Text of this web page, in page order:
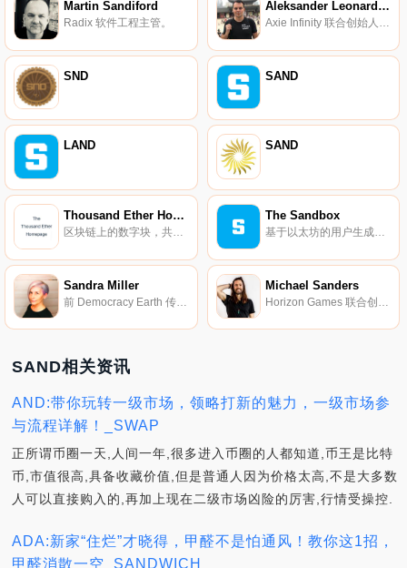
Martin Sandiford
Radix 软件工程主管。
Aleksander Leonard Larsen
Axie Infinity 联合创始人兼首席运营官。
SND SAND
LAND SAND
Thousand Ether Homepage
区块链上的数字块，共同写下历史。
The Sandbox
基于以太坊的用户生成的体素视频游戏。
Sandra Miller
前 Democracy Earth 传播总监。
Michael Sanders
SAND相关资讯
AND:带你玩转一级市场，领略打新的魅力，一级市场参
与流程详解！_SWAP
正所谓币圈一天,人间一年,很多进入币圈的人都知道,币王是比特
币,市值很高,具备收藏价值,但是普通人因为价格太高,不是大多数
人可以直接购入的,再加上现在二级市场凶险的厉害,行情受操控.
ADA:新家“住烂”才晓得，甲醛不是怕通风！教你这1招，
甲醛消散一空_SANDWICH